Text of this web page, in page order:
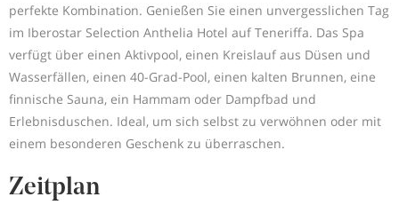
perfekte Kombination. Genießen Sie einen unvergesslichen Tag
im Iberostar Selection Anthelia Hotel auf Teneriffa. Das Spa
verfügt über einen Aktivpool, einen Kreislauf aus Düsen und
Wasserfällen, einen 40-Grad-Pool, einen kalten Brunnen, eine
finnische Sauna, ein Hammam oder Dampfbad und
Erlebnisduschen. Ideal, um sich selbst zu verwöhnen oder mit
einem besonderen Geschenk zu überraschen.
Zeitplan